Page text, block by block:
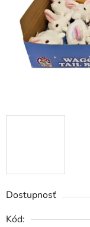
Dostupnosť
Kód: